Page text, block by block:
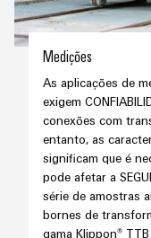
de
recursos
Hidrogênio
O
hidrogênio
como
tecnologia
fundamental
para
a
transição
energética
Plataforma
de
serviços
industriais
Controlador
de
centrais
elétricas
PV
combiner
boxes
Fieldbus
e
Medições
As aplicações de
exigem
conexões com
entanto, as
significam que é
pode afetar a
série de amostras
bornes de
gama Klippon®